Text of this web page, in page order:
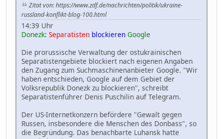
Zitat von: https://www.zdf.de/nachrichten/politik/ukraine-
russland-konflikt-blog-100.html
14:39 Uhr
Donezk: Separatisten blockieren Google
Die prorussische Verwaltung der ostukrainischen
Separatistengebiete blockiert nach eigenen Angaben
den Zugang zum Suchmaschinenanbieter Google. "Wir
haben entschieden, Google auf dem Gebiet der
Volksrepublik Donezk zu blockieren", schreibt
Separatistenführer Denis Puschilin auf Telegram.
Der US-Internetkonzern befördere "Gewalt gegen
Russen, insbesondere die Menschen des Donbass", so
die Begründung. Das benachbarte Luhansk hatte